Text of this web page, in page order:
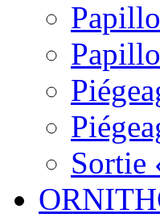
Sortie